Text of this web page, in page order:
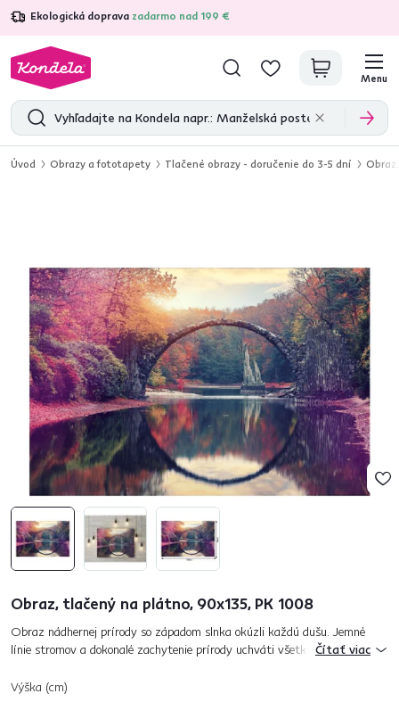
Ekologická doprava zadarmo nad 199 €
4,7 31 285overených produktových recenzií
Menu
Úvod Obrazy a fototapety Tlačené obrazy - doručenie do 3-5 dní
Obraz, tlačený na plátno, 90x135, PK 1008
Obraz nádhernej prírody so západom slnka okúzli každú dušu. Jemné
línie stromov a dokonalé zachytenie prírody uchváti všetky oči. Pri
Čítať viac
Výška (cm)